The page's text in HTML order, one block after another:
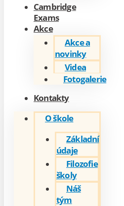
Cambridge
Exams
Akce
Akce a
novinky
Videa
Fotogalerie
Kontakty
O škole
Základní
údaje
Filozofie
školy
Náš
tým